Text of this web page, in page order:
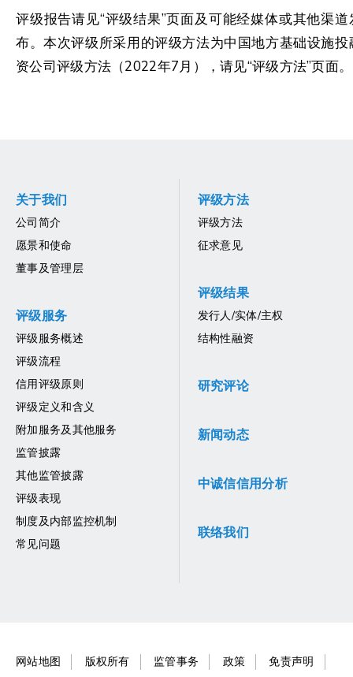
评级报告请见“评级结果”页面及可能经媒体或其他渠道
布。本次评级所采用的评级方法为中国地方基础设施投
资公司评级方法（2022年7月），请见“评级方法”页面。
关于我们
公司简介
愿景和使命
董事及管理层
评级服务
评级服务概述
评级流程
信用评级原则
评级定义和含义
附加服务及其他服务
监管披露
其他监管披露
评级表现
制度及内部监控机制
常见问题
评级方法
评级方法
征求意见
评级结果
发行人/实体/主权
结构性融资
研究评论
新闻动态
中诚信信用分析
联络我们
网站地图 版权所有 监管事务 政策 免责声明